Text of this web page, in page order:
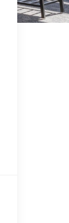
Window